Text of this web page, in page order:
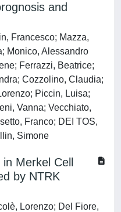
and
Francesco; Mazza,
Monico, Alessandro
Ferrazzi, Beatrice;
Cozzolino, Claudia;
Piccin, Luisa;
Vanna; Vecchiato,
Franco; DEI TOS,
Simone
Merkel Cell
by NTRK
Lorenzo; Del Fiore,